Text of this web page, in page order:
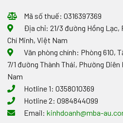
TẠI
CHỖ
Mã số thuế: 0316397369
Địa chỉ: 21/3 đường Hồng Lạc,
Chí Minh, Việt Nam
Văn phòng chính: Phòng 610,
7/1 đường Thành Thái, Phường Diên
Nam
Hotline 1: 0358010369
Hotline 2: 0984844099
Email: kinhdoanh@mba-